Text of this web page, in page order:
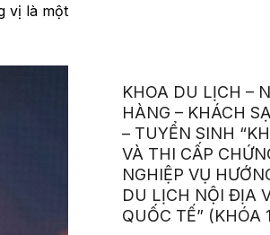
vị là một
KHOA DU LỊCH –
HÀNG – KHÁCH
– TUYỂN SINH
VÀ THI CẤP
NGHIỆP VỤ
DU LỊCH NỘI ĐỊA
QUỐC TẾ” (KHÓA